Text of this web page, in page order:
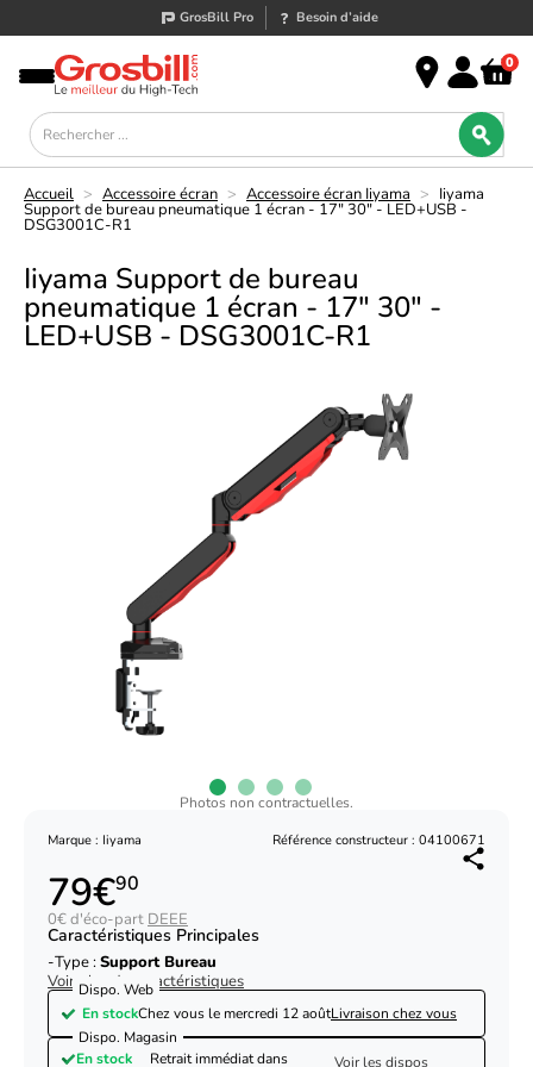
GrosBill Pro Besoin d’aide
0
Accueil > Accessoire écran > Accessoire écran Iiyama > Iiyama
Support de bureau pneumatique 1 écran - 17" 30" - LED+USB -
DSG3001C-R1
Iiyama Support de bureau
pneumatique 1 écran - 17" 30" -
LED+USB - DSG3001C-R1
Photos non contractuelles.
Marque : Iiyama Référence constructeur : 04100671
79€90
0€ d'éco-part DEEE
Caractéristiques Principales
Type :Support Bureau
Voir plus de caractéristiques
Dispo. Web
En stockChez vous le mercredi 12 aoûtLivraison chez vous
Dispo. Magasin
En stock
Retrait immédiat dans
Voir les dispos